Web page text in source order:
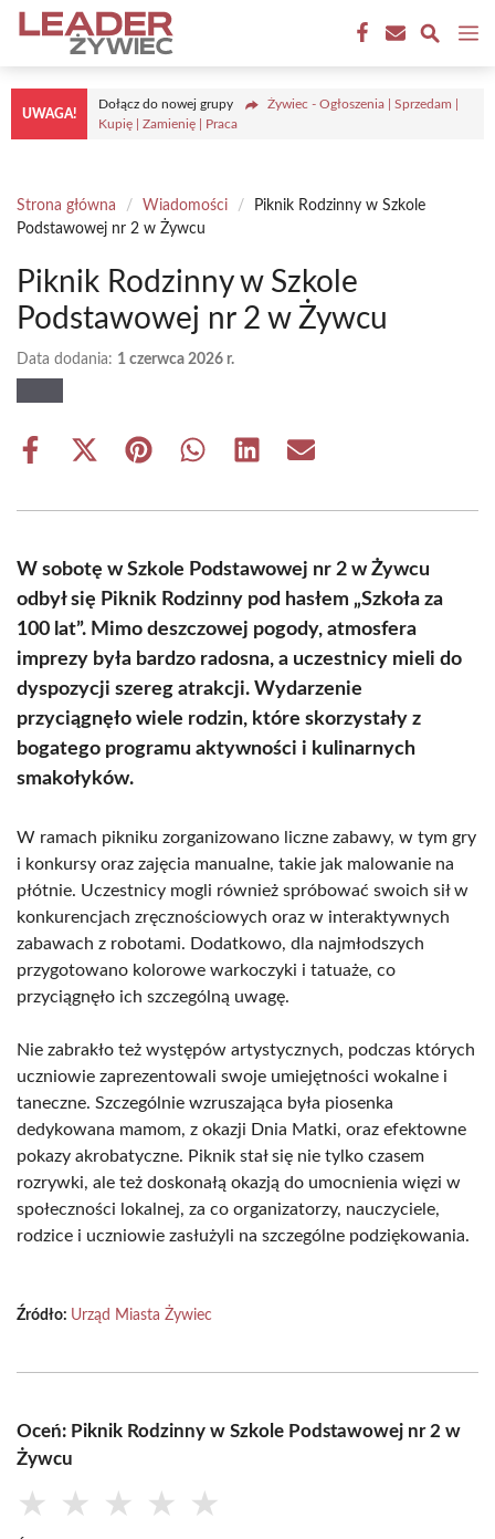
Przejdź
treści
UWAGA!
Dołącz do nowej grupy
Żywiec - Ogłoszenia | Sprzedam |
Kupię | Zamienię | Praca
Strona główna / Wiadomości /
Piknik Rodzinny w Szkole
Podstawowej nr 2 w Żywcu
Piknik Rodzinny w Szkole
Podstawowej nr 2 w Żywcu
Data dodania: 1 czerwca 2026 r.
Share
Share
(Twitter)
Share Share Share Share
W sobotę w Szkole Podstawowej nr 2 w Żywcu
odbył się Piknik Rodzinny pod hasłem „Szkoła za
100 lat”. Mimo deszczowej pogody, atmosfera
imprezy była bardzo radosna, a uczestnicy mieli do
dyspozycji szereg atrakcji. Wydarzenie
przyciągnęło wiele rodzin, które skorzystały z
bogatego programu aktywności i kulinarnych
smakołyków.
W ramach pikniku zorganizowano liczne zabawy, w tym gry
i konkursy oraz zajęcia manualne, takie jak malowanie na
płótnie. Uczestnicy mogli również spróbować swoich sił w
konkurencjach zręcznościowych oraz w interaktywnych
zabawach z robotami. Dodatkowo, dla najmłodszych
przygotowano kolorowe warkoczyki i tatuaże, co
przyciągnęło ich szczególną uwagę.
Nie zabrakło też występów artystycznych, podczas których
uczniowie zaprezentowali swoje umiejętności wokalne i
taneczne. Szczególnie wzruszająca była piosenka
dedykowana mamom, z okazji Dnia Matki, oraz efektowne
pokazy akrobatyczne. Piknik stał się nie tylko czasem
rozrywki, ale też doskonałą okazją do umocnienia więzi w
społeczności lokalnej, za co organizatorzy, nauczyciele,
rodzice i uczniowie zasłużyli na szczególne podziękowania.
Źródło: Urząd Miasta Żywiec
Oceń: Piknik Rodzinny w Szkole Podstawowej nr 2 w
Żywcu
★ ★ ★ ★ ★